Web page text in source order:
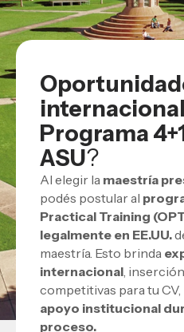
Programa
ASU?
Al elegir la maestría
podés postular al
Practical Training
legalmente en EE.UU.
maestría. Esto brinda
internacional,
competitivas para tu
apoyo institucional
proceso.